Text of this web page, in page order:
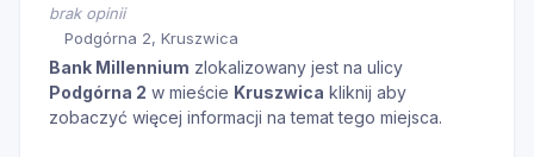
brak opinii
Podgórna 2, Kruszwica
Bank Millennium zlokalizowany jest na ulicy
Podgórna 2 w mieście Kruszwica kliknij aby
zobaczyć więcej informacji na temat tego miejsca.